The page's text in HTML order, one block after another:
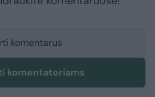
komentarus
komentatoriams